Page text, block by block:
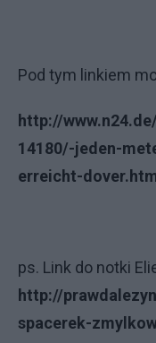
Pod tym linkiem
http://
14180/-jeden-
erreicht-
ps. Link do notki
http://
spacerek-